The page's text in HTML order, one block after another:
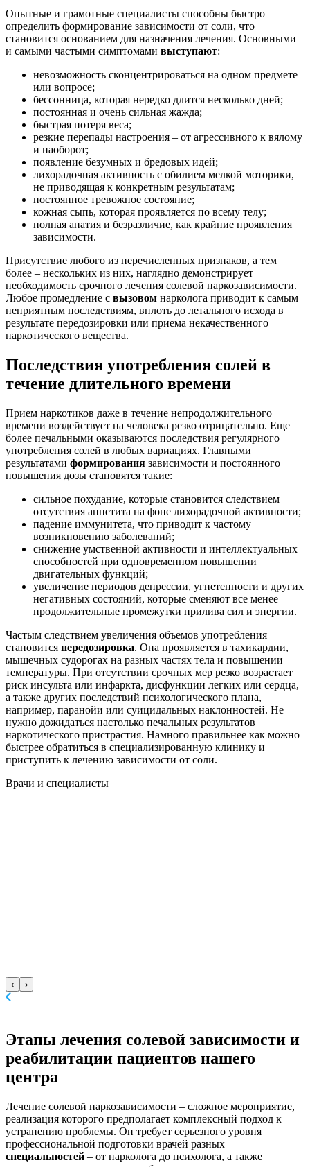
Опытные и грамотные специалисты способны быстро
определить формирование зависимости от соли, что
становится основанием для назначения лечения. Основными
и самыми частыми симптомами выступают:
невозможность сконцентрироваться на одном предмете
или вопросе;
бессонница, которая нередко длится несколько дней;
постоянная и очень сильная жажда;
быстрая потеря веса;
резкие перепады настроения – от агрессивного к вялому
и наоборот;
появление безумных и бредовых идей;
лихорадочная активность с обилием мелкой моторики,
не приводящая к конкретным результатам;
постоянное тревожное состояние;
кожная сыпь, которая проявляется по всему телу;
полная апатия и безразличие, как крайние проявления
зависимости.
Присутствие любого из перечисленных признаков, а тем
более – нескольких из них, наглядно демонстрирует
необходимость срочного лечения солевой наркозависимости.
Любое промедление с вызовом нарколога приводит к самым
неприятным последствиям, вплоть до летального исхода в
результате передозировки или приема некачественного
наркотического вещества.
Последствия употребления солей в
течение длительного времени
Прием наркотиков даже в течение непродолжительного
времени воздействует на человека резко отрицательно. Еще
более печальными оказываются последствия регулярного
употребления солей в любых вариациях. Главными
результатами формирования зависимости и постоянного
повышения дозы становятся такие:
сильное похудание, которые становится следствием
отсутствия аппетита на фоне лихорадочной активности;
падение иммунитета, что приводит к частому
возникновению заболеваний;
снижение умственной активности и интеллектуальных
способностей при одновременном повышении
двигательных функций;
увеличение периодов депрессии, угнетенности и других
негативных состояний, которые сменяют все менее
продолжительные промежутки прилива сил и энергии.
Частым следствием увеличения объемов употребления
становится передозировка. Она проявляется в тахикардии,
мышечных судорогах на разных частях тела и повышении
температуры. При отсутствии срочных мер резко возрастает
риск инсульта или инфаркта, дисфункции легких или сердца,
а также других последствий психологического плана,
например, паранойи или суицидальных наклонностей. Не
нужно дожидаться настолько печальных результатов
наркотического пристрастия. Намного правильнее как можно
быстрее обратиться в специализированную клинику и
приступить к лечению зависимости от соли.
Врачи и специалисты
‹ ›
Этапы лечения солевой зависимости и
реабилитации пациентов нашего
центра
Лечение солевой наркозависимости – сложное мероприятие,
реализация которого предполагает комплексный подход к
устранению проблемы. Он требует серьезного уровня
профессиональной подготовки врачей разных
специальностей – от нарколога до психолога, а также